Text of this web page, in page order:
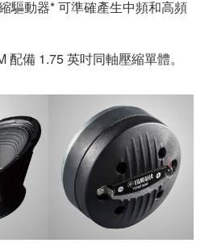
驅動器* 可準確產生中頻和高頻
備 1.75 英吋同軸壓縮單體。